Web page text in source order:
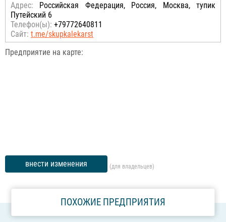
Адрес: Российcкая Федерация, Россия, Москва, тупик
Путейский 6
Телефон(ы): +79772640811
Сайт: t.me/skupkalekarst
Предприятие на карте:
внести изменения (для владельцев)
ПОХОЖИЕ ПРЕДПРИЯТИЯ